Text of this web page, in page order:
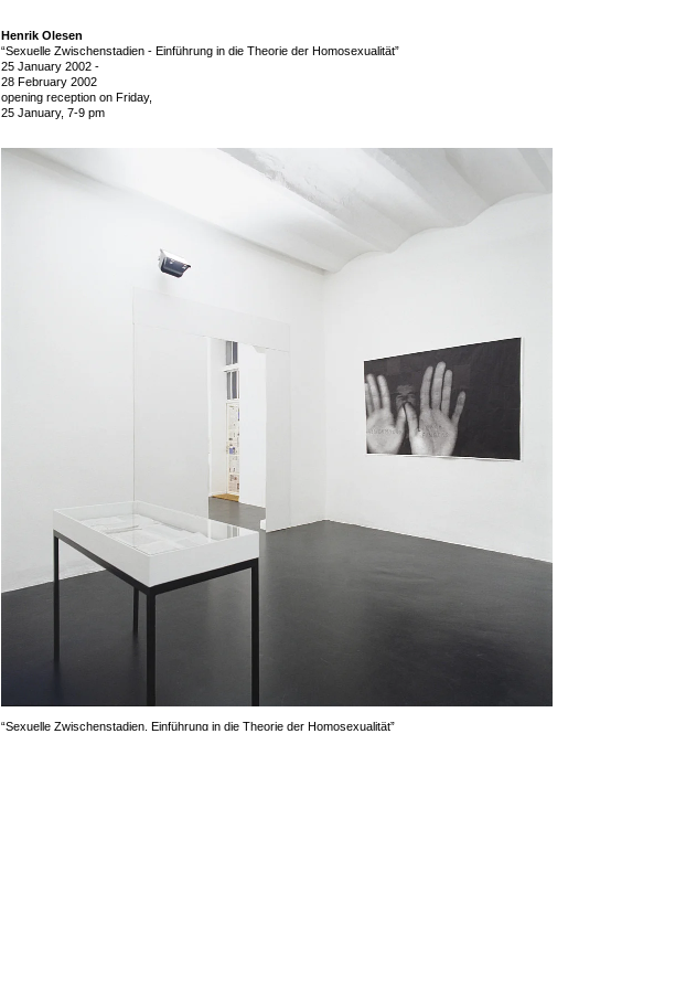
Henrik Olesen
“Sexuelle Zwischenstadien - Einführung in die Theorie der Homosexualität”
25 January 2002 -
28 February 2002
opening reception on Friday,
25 January, 7-9 pm
“Sexuelle Zwischenstadien, Einführung in die Theorie der Homosexualität”